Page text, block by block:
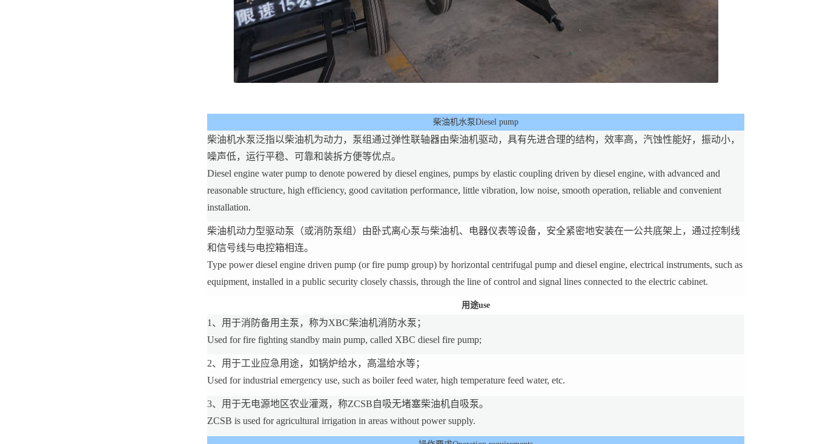
柴油机水泵Diesel pump
柴油机水泵泛指以柴油机为动力，泵组通过弹性联轴器由柴油机驱动，具有先进合理的结构，效率高，汽蚀性能好，振动小，
噪声低，运行平稳、可靠和装拆方便等优点。
Diesel engine water pump to denote powered by diesel engines, pumps by elastic coupling driven by diesel engine, with advanced and
reasonable structure, high efficiency, good cavitation performance, little vibration, low noise, smooth operation, reliable and convenient
installation.
柴油机动力型驱动泵（或消防泵组）由卧式离心泵与柴油机、电器仪表等设备，安全紧密地安装在一公共底架上，通过控制线
和信号线与电控箱相连。
Type power diesel engine driven pump (or fire pump group) by horizontal centrifugal pump and diesel engine, electrical instruments, such as
equipment, installed in a public security closely chassis, through the line of control and signal lines connected to the electric cabinet.
用途use
1、用于消防备用主泵，称为XBC柴油机消防水泵；
Used for fire fighting standby main pump, called XBC diesel fire pump;
2、用于工业应急用途，如锅炉给水，高温给水等；
Used for industrial emergency use, such as boiler feed water, high temperature feed water, etc.
3、用于无电源地区农业灌溉，称ZCSB自吸无堵塞柴油机自吸泵。
ZCSB is used for agricultural irrigation in areas without power supply.